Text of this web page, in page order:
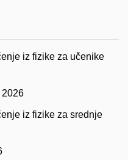
iz fizike za učenike
2026
iz fizike za srednje